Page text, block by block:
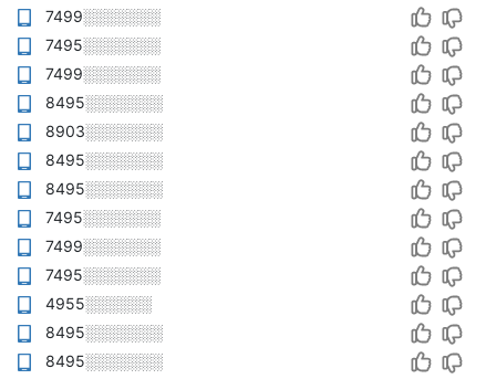
7499░░░░░░░
7495░░░░░░░
7499░░░░░░░
8495░░░░░░░
8903░░░░░░░
8495░░░░░░░
8495░░░░░░░
7495░░░░░░░
7499░░░░░░░
7495░░░░░░░
4955░░░░░░
8495░░░░░░░
8495░░░░░░░